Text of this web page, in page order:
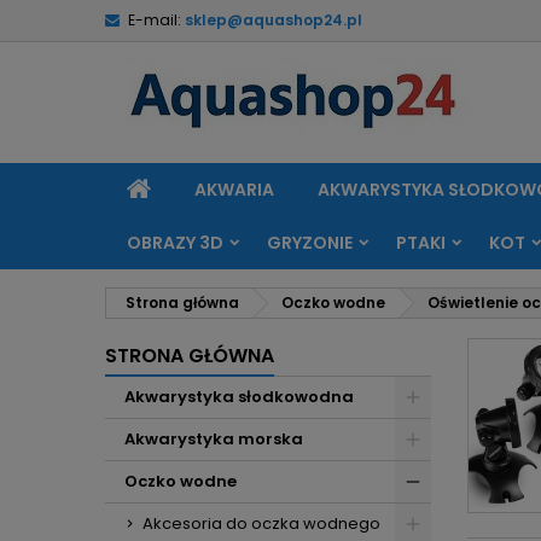
E-mail: sklep@aquashop24.pl
STRONAAKWARIA AKWARYSTYKA
OBRAZY 3D GRYZONIE PTAKI KOT
Strona główna Oczko wodne Oświetlenie
STRONA GŁÓWNA
Akwarystyka słodkowodna
Akwarystyka morska
Oczko wodne
Akcesoria do oczka wodnego